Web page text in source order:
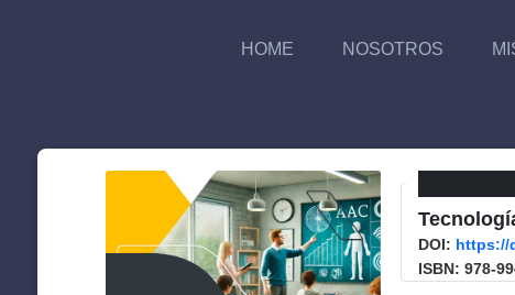
HOME NOSOTROS
DOI: https://
ISBN: 978-